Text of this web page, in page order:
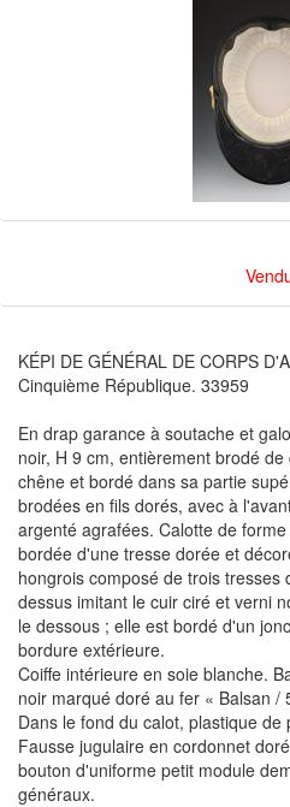
KÉPI DE GÉNÉRAL DE CORPS
Cinquième République. 33959
En drap garance à soutache et
noir, H 9 cm, entièrement brodé
chêne et bordé dans sa partie
brodées en fils dorés, avec à
argenté agrafées. Calotte de
bordée d'une tresse dorée et
hongrois composé de trois tresses
dessus imitant le cuir ciré et verni
le dessous ; elle est bordé d'un
bordure extérieure.
Coiffe intérieure en soie blanche.
noir marqué doré au fer « Balsan /
Dans le fond du calot, plastique
Fausse jugulaire en cordonnet
bouton d'uniforme petit module
généraux.